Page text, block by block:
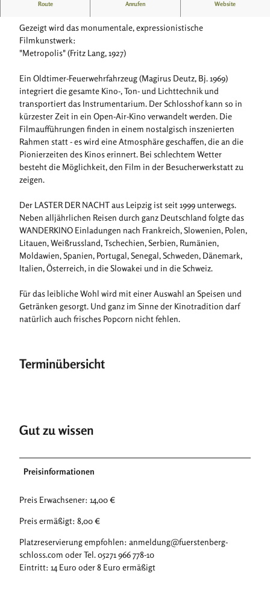
Route Anrufen Website
Gezeigt wird das monumentale, expressionistische
Filmkunstwerk:
"Metropolis" (Fritz Lang, 1927)
Ein Oldtimer-Feuerwehrfahrzeug (Magirus Deutz, Bj. 1969)
integriert die gesamte Kino-, Ton- und Lichttechnik und
transportiert das Instrumentarium. Der Schlosshof kann so in
kürzester Zeit in ein Open-Air-Kino verwandelt werden. Die
Filmaufführungen finden in einem nostalgisch inszenierten
Rahmen statt - es wird eine Atmosphäre geschaffen, die an die
Pionierzeiten des Kinos erinnert. Bei schlechtem Wetter
besteht die Möglichkeit, den Film in der Besucherwerkstatt zu
zeigen.
Der LASTER DER NACHT aus Leipzig ist seit 1999 unterwegs.
Neben alljährlichen Reisen durch ganz Deutschland folgte das
WANDERKINO Einladungen nach Frankreich, Slowenien, Polen,
Litauen, Weißrussland, Tschechien, Serbien, Rumänien,
Moldawien, Spanien, Portugal, Senegal, Schweden, Dänemark,
Italien, Österreich, in die Slowakei und in die Schweiz.
Für das leibliche Wohl wird mit einer Auswahl an Speisen und
Getränken gesorgt. Und ganz im Sinne der Kinotradition darf
natürlich auch frisches Popcorn nicht fehlen.
Terminübersicht
Gut zu wissen
Preisinformationen
Preis Erwachsener: 14,00 €
Preis ermäßigt: 8,00 €
Platzreservierung empfohlen: anmeldung@fuerstenberg-
schloss.com oder Tel. 05271 966 778-10
Eintritt: 14 Euro oder 8 Euro ermäßigt